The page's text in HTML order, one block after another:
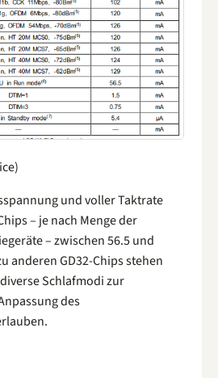
und voller Taktrate
– je nach Menge der
– zwischen 56.5 und
anderen GD32-Chips stehen
Schlafmodi zur
des